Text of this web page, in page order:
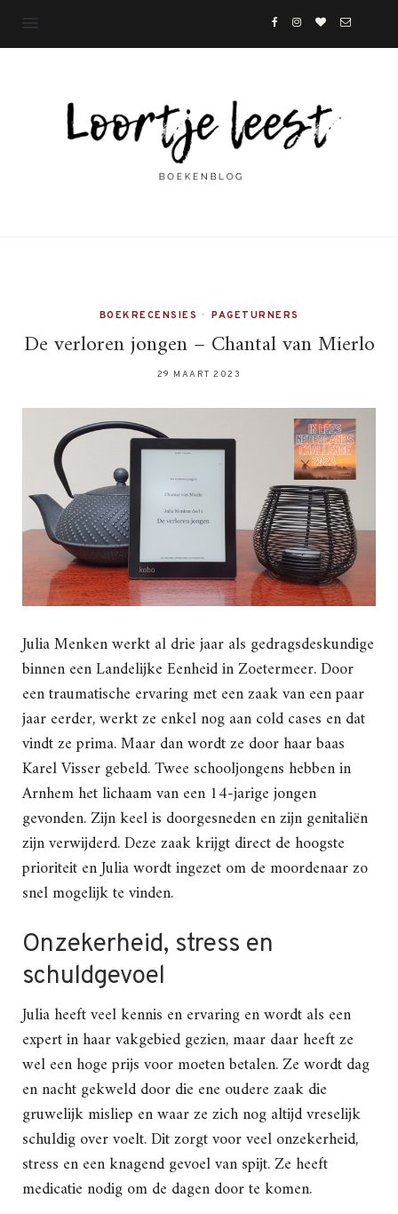
BOEKRECENSIES • PAGETURNERS
De verloren jongen – Chantal van Mierlo
29 MAART 2023
Julia Menken werkt al drie jaar als gedragsdeskundige
binnen een Landelijke Eenheid in Zoetermeer. Door
een traumatische ervaring met een zaak van een paar
jaar eerder, werkt ze enkel nog aan cold cases en dat
vindt ze prima. Maar dan wordt ze door haar baas
Karel Visser gebeld. Twee schooljongens hebben in
Arnhem het lichaam van een 14-jarige jongen
gevonden. Zijn keel is doorgesneden en zijn genitaliën
zijn verwijderd. Deze zaak krijgt direct de hoogste
prioriteit en Julia wordt ingezet om de moordenaar zo
snel mogelijk te vinden.
Onzekerheid, stress en
schuldgevoel
Julia heeft veel kennis en ervaring en wordt als een
expert in haar vakgebied gezien, maar daar heeft ze
wel een hoge prijs voor moeten betalen. Ze wordt dag
en nacht gekweld door die ene oudere zaak die
gruwelijk misliep en waar ze zich nog altijd vreselijk
schuldig over voelt. Dit zorgt voor veel onzekerheid,
stress en een knagend gevoel van spijt. Ze heeft
medicatie nodig om de dagen door te komen.